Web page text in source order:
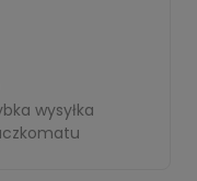
wysyłka